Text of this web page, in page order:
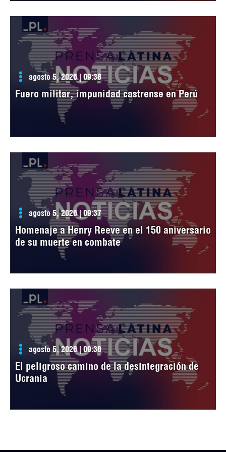
agosto 5, 2026 | 09:38
Fuero militar, impunidad castrense en Perú
agosto 5, 2026 | 09:37
Homenaje a Henry Reeve en el 150 aniversario
de su muerte en combate
agosto 5, 2026 | 09:36
El peligroso camino de la desintegración de
Ucrania